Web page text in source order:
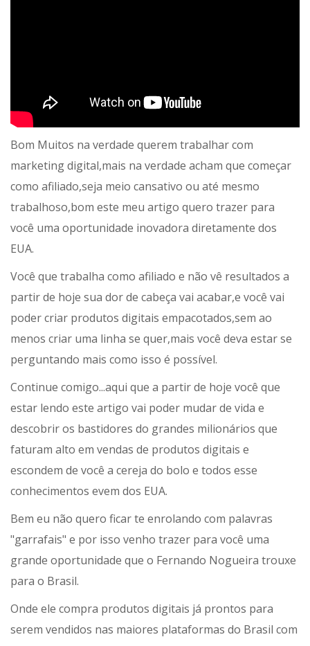
Bom Muitos na verdade querem trabalhar com
marketing digital,mais na verdade acham que começar
como afiliado,seja meio cansativo ou até mesmo
trabalhoso,bom este meu artigo quero trazer para
você uma oportunidade inovadora diretamente dos
EUA.
Você que trabalha como afiliado e não vê resultados a
partir de hoje sua dor de cabeça vai acabar,e você vai
poder criar produtos digitais empacotados,sem ao
menos criar uma linha se quer,mais você deva estar se
perguntando mais como isso é possível.
Continue comigo...aqui que a partir de hoje você que
estar lendo este artigo vai poder mudar de vida e
descobrir os bastidores do grandes milionários que
faturam alto em vendas de produtos digitais e
escondem de você a cereja do bolo e todos esse
conhecimentos evem dos EUA.
Bem eu não quero ficar te enrolando com palavras
"garrafais" e por isso venho trazer para você uma
grande oportunidade que o Fernando Nogueira trouxe
para o Brasil.
Onde ele compra produtos digitais já prontos para
serem vendidos nas maiores plataformas do Brasil com